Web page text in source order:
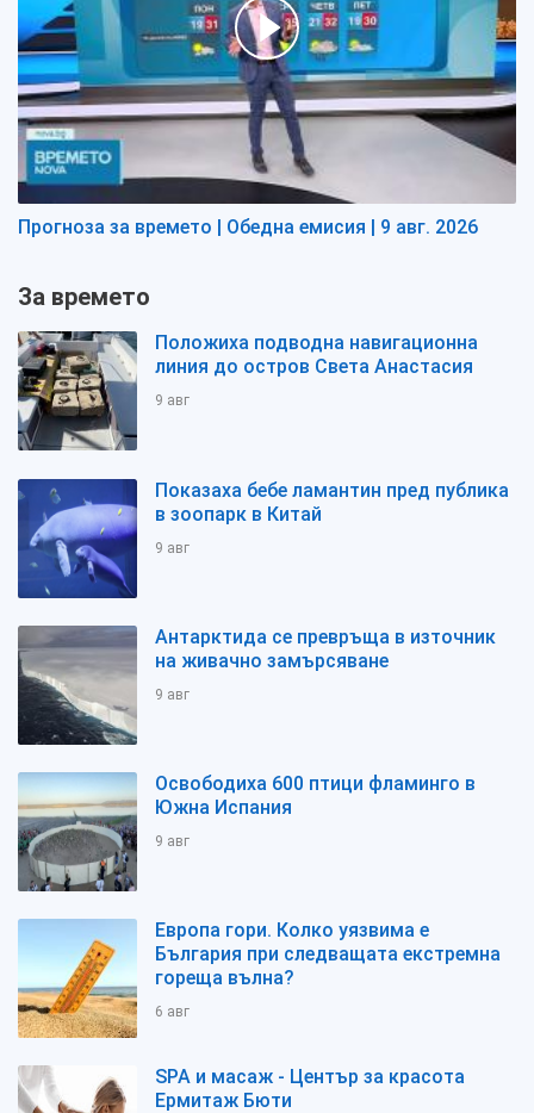
Прогноза за времето | Обедна емисия | 9 авг. 2026
За времето
Положиха подводна навигационна
линия до остров Света Анастасия
9 авг
Показаха бебе ламантин пред публика
в зоопарк в Китай
9 авг
Антарктида се превръща в източник
на живачно замърсяване
9 авг
Освободиха 600 птици фламинго в
Южна Испания
9 авг
Европа гори. Колко уязвима е
България при следващата екстремна
гореща вълна?
6 авг
SPA и масаж - Център за красота
Ермитаж Бюти